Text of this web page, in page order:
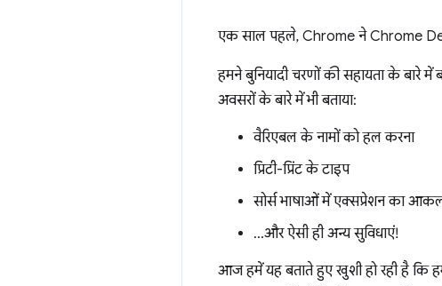
एक साल पहले, Chrome ने Chrome
हमने बुनियादी चरणों की सहायता के बारे
अवसरों के बारे में भी बताया:
वैरिएबल के नामों को हल करना
प्रिटी-प्रिंट के टाइप
सोर्स भाषाओं में एक्सप्रेशन का
…और ऐसी ही अन्य सुविधाएं!
आज हमें यह बताते हुए खुशी हो रही है कि